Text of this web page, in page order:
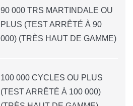
90 000 TRS MARTINDALE OU
PLUS (TEST ARRÊTÉ À 90
000) (TRÈS HAUT DE GAMME)
100 000 CYCLES OU PLUS
(TEST ARRÊTÉ À 100 000)